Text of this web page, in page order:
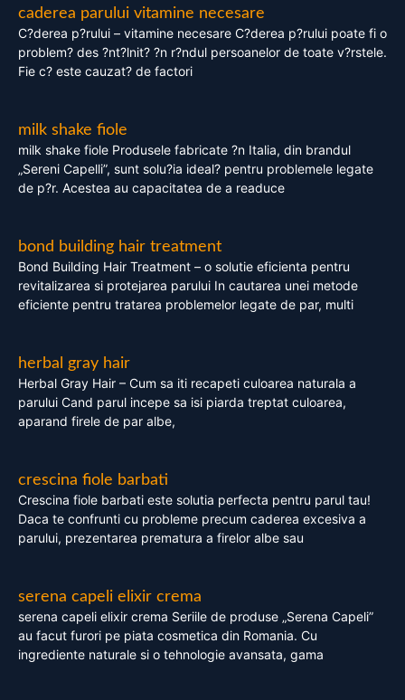
caderea parului vitamine necesare
C?derea p?rului – vitamine necesare C?derea p?rului poate fi o
problem? des ?nt?lnit? ?n r?ndul persoanelor de toate v?rstele.
Fie c? este cauzat? de factori
milk shake fiole
milk shake fiole Produsele fabricate ?n Italia, din brandul
„Sereni Capelli”, sunt solu?ia ideal? pentru problemele legate
de p?r. Acestea au capacitatea de a readuce
bond building hair treatment
Bond Building Hair Treatment – o solutie eficienta pentru
revitalizarea si protejarea parului In cautarea unei metode
eficiente pentru tratarea problemelor legate de par, multi
herbal gray hair
Herbal Gray Hair – Cum sa iti recapeti culoarea naturala a
parului Cand parul incepe sa isi piarda treptat culoarea,
aparand firele de par albe,
crescina fiole barbati
Crescina fiole barbati este solutia perfecta pentru parul tau!
Daca te confrunti cu probleme precum caderea excesiva a
parului, prezentarea prematura a firelor albe sau
serena capeli elixir crema
serena capeli elixir crema Seriile de produse „Serena Capeli”
au facut furori pe piata cosmetica din Romania. Cu
ingrediente naturale si o tehnologie avansata, gama